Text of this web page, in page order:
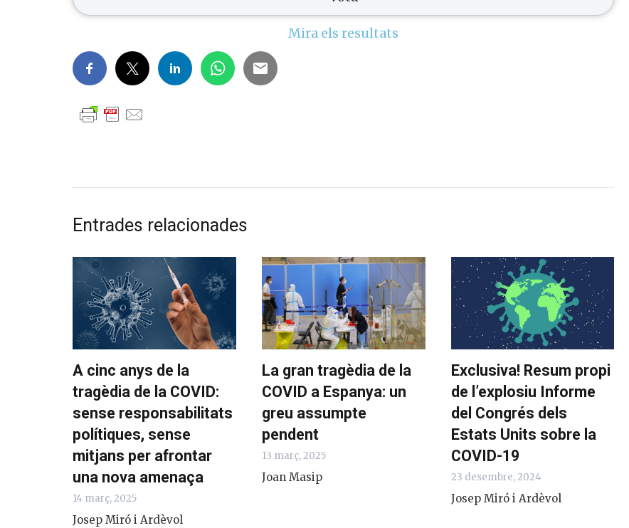
Mira els resultats
Entrades relacionades
A cinc anys de la
tragèdia de la COVID:
sense responsabilitats
polítiques, sense
mitjans per afrontar
una nova amenaça
14 març, 2025
Josep Miró i Ardèvol
La gran tragèdia de la
COVID a Espanya: un
greu assumpte
pendent
13 març, 2025
Joan Masip
Exclusiva! Resum propi
de l’explosiu Informe
del Congrés dels
Estats Units sobre la
COVID-19
23 desembre, 2024
Josep Miró i Ardèvol